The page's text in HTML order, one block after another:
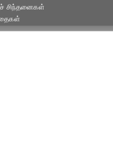
சிந்தனைகள்